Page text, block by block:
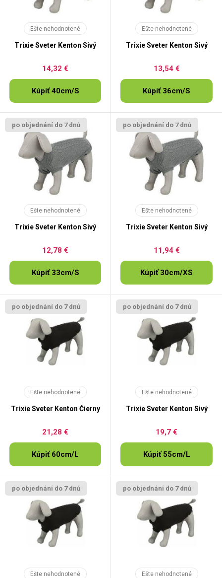
Ešte nehodnotené
Trixie Sveter Kenton Sivý
14,32 €
Kúpiť 40cm/S
Ešte nehodnotené
Trixie Sveter Kenton Sivý
13,54 €
Kúpiť 36cm/S
po objednání do 7 dnů
Ešte nehodnotené
Trixie Sveter Kenton Sivý
12,78 €
Kúpiť 33cm/S
po objednání do 7 dnů
Ešte nehodnotené
Trixie Sveter Kenton Sivý
11,94 €
Kúpiť 30cm/XS
po objednání do 7 dnů
Ešte nehodnotené
Trixie Sveter Kenton Čierny
21,28 €
Kúpiť 60cm/L
po objednání do 7 dnů
Ešte nehodnotené
Trixie Sveter Kenton Sivý
19,7 €
Kúpiť 55cm/L
po objednání do 7 dnů
Ešte nehodnotené
po objednání do 7 dnů
Ešte nehodnotené